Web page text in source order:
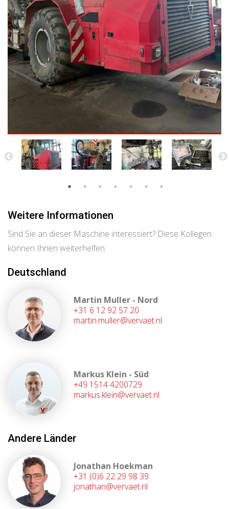
Weitere Informationen
Sind Sie an dieser Maschine interessiert? Diese Kollegen
können Ihnen weiterhelfen.
Deutschland
Martin Muller - Nord
+31 6 12 92 57 20
martin.muller@vervaet.nl
Markus Klein - Süd
+49 1514 4200729
markus.klein@vervaet.nl
Andere Länder
Jonathan Hoekman
+31 (0)6 22 29 98 39
jonathan@vervaet.nl